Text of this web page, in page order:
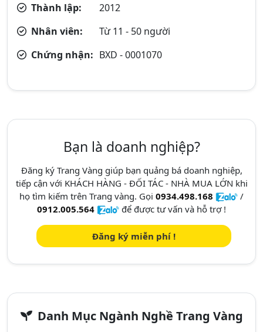
Thành lập:
2012
Nhân viên:
Từ 11 - 50 người
Chứng nhận: BXD - 0001070
Bạn là doanh nghiệp?
Đăng ký Trang Vàng giúp bạn quảng bá doanh nghiệp,
tiếp cận với KHÁCH HÀNG - ĐỐI TÁC - NHÀ MUA LỚN khi
họ tìm kiếm trên Trang vàng. Gọi 0934.498.168
/
0912.005.564
để được tư vấn và hỗ trợ !
Đăng ký miễn phí !
Danh Mục Ngành Nghề Trang Vàng